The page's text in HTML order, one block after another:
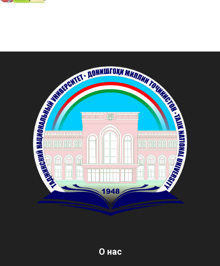
О нас